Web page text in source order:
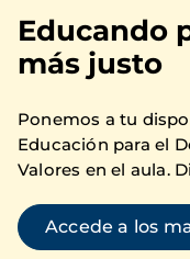
Educando
más justo
Ponemos a tu
Educación para el
Valores en el aula.
Accede a los